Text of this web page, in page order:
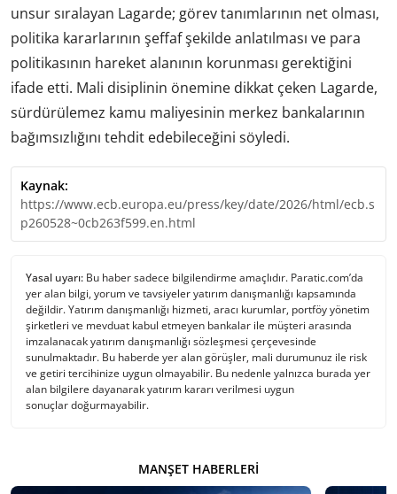
unsur sıralayan Lagarde; görev tanımlarının net olması,
politika kararlarının şeffaf şekilde anlatılması ve para
politikasının hareket alanının korunması gerektiğini
ifade etti. Mali disiplinin önemine dikkat çeken Lagarde,
sürdürülemez kamu maliyesinin merkez bankalarının
bağımsızlığını tehdit edebileceğini söyledi.
Kaynak:
https://www.ecb.europa.eu/press/key/date/2026/html/ecb.s
p260528~0cb263f599.en.html
Yasal uyarı: Bu haber sadece bilgilendirme amaçlıdır. Paratic.com’da
yer alan bilgi, yorum ve tavsiyeler yatırım danışmanlığı kapsamında
değildir. Yatırım danışmanlığı hizmeti, aracı kurumlar, portföy yönetim
şirketleri ve mevduat kabul etmeyen bankalar ile müşteri arasında
imzalanacak yatırım danışmanlığı sözleşmesi çerçevesinde
sunulmaktadır. Bu haberde yer alan görüşler, mali durumunuz ile risk
ve getiri tercihinize uygun olmayabilir. Bu nedenle yalnızca burada yer
alan bilgilere dayanarak yatırım kararı verilmesi uygun
sonuçlar doğurmayabilir.
MANŞET HABERLERI